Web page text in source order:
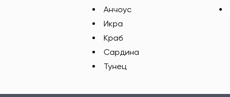
Анчоус
Икра
Краб
Сардина
Тунец